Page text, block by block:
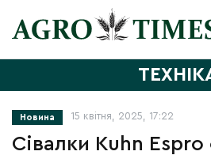
Новина 15 квітня, 2025, 17:22
Сівалки Kuhn